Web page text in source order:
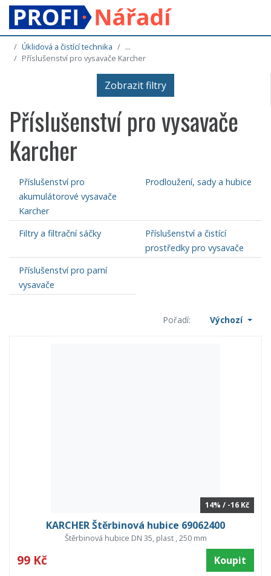
Úklidová a čistící technika
...
Příslušenství pro vysavače Karcher
Zobrazit filtry
Příslušenství pro vysavače
Karcher
Příslušenství pro
akumulátorové vysavače
Karcher
Prodloužení, sady a hubice
Filtry a filtrační sáčky
Příslušenství a čistící
prostředky pro vysavače
Příslušenství pro parní
vysavače
Pořadí: Výchozí
14% / -16 Kč
KARCHER Štěrbinová hubice 69062400
Štěrbinová hubice DN 35, plast , 250 mm
99 Kč Koupit